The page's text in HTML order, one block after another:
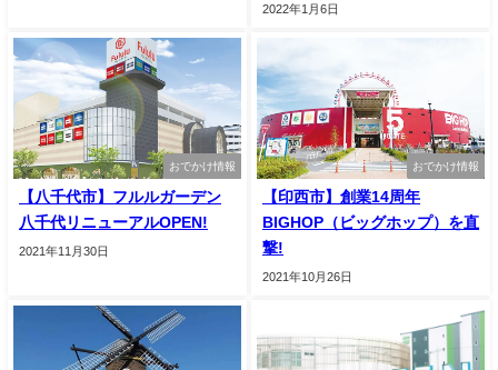
2022年1月6日
おでかけ情報
【八千代市】フルルガーデン
八千代リニューアルOPEN!
2021年11月30日
おでかけ情報
【印西市】創業14周年
BIGHOP（ビッグホップ）を直
撃!
2021年10月26日